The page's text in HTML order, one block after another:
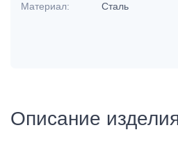
Материал: Сталь
Описание